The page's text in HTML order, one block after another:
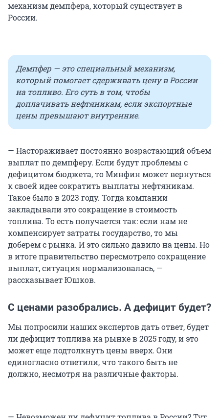
механизм демпфера, который существует в
России.
Демпфер — это специальный механизм,
который помогает сдерживать цену в России
на топливо. Его суть в том, чтобы
доплачивать нефтяникам, если экспортные
цены превышают внутренние.
— Настораживает постоянно возрастающий объем
выплат по демпферу. Если будут проблемы с
дефицитом бюджета, то Минфин может вернуться
к своей идее сократить выплаты нефтяникам.
Такое было в 2023 году. Тогда компании
закладывали это сокращение в стоимость
топлива. То есть получается так: если нам не
компенсирует затраты государство, то мы
доберем с рынка. И это сильно давило на цены. Но
в итоге правительство пересмотрело сокращение
выплат, ситуация нормализовалась, —
рассказывает Юшков.
С ценами разобрались. А дефицит будет?
Мы попросили наших экспертов дать ответ, будет
ли дефицит топлива на рынке в 2025 году, и это
может еще подтолкнуть цены вверх. Они
единогласно ответили, что такого быть не
должно, несмотря на различные факторы.